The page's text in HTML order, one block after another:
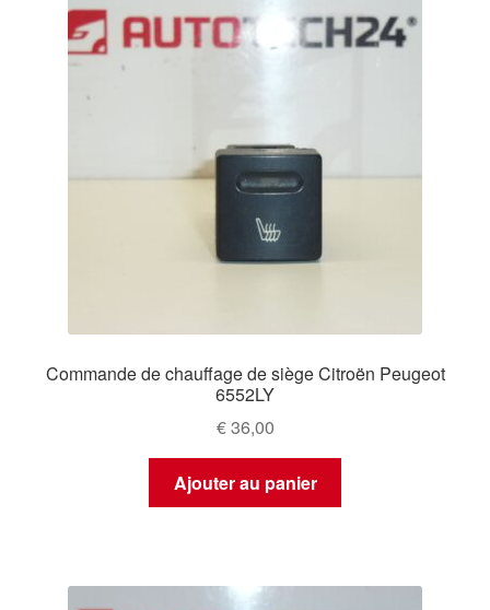
Commande de chauffage de siège Citroën Peugeot
6552LY
€36,00
Ajouter au panier